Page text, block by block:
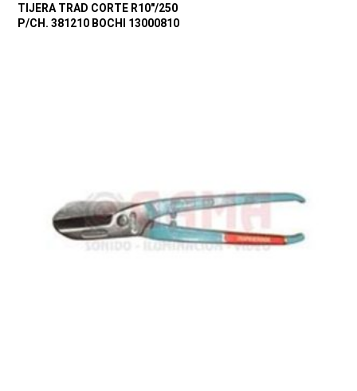
TIJERA TRAD CORTE R10″/250
P/CH. 381210 BOCHI 13000810